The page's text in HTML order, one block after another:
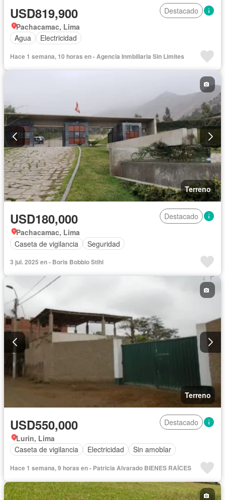
USD819,900
Destacado
Pachacamac, Lima
Agua
Electricidad
Hace 1 semana, 10 horas en - Agencia Inmbiliaria Sin Limites
Terreno
USD180,000
Destacado
Pachacamac, Lima
Caseta de vigilancia
Seguridad
3 jul. 2025 en - Boris Bobbio Stihl
Terreno
USD550,000
Destacado
Lurin, Lima
Caseta de vigilancia
Electricidad Sin amoblar
Hace 1 semana, 9 horas en - Patricia Alvarado BIENES RAÍCES